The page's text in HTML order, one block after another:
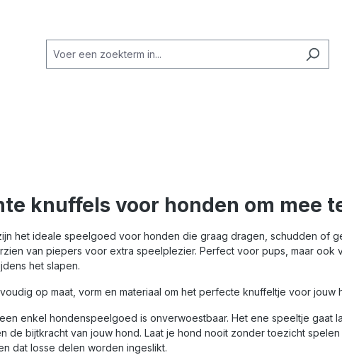
knuffels voor honden om mee
het ideale speelgoed voor honden die graag dragen, schudden of
van piepers voor extra speelplezier. Perfect voor pups, maar ook
het slapen.
op maat, vorm en materiaal om het perfecte knuffeltje voor jouw
enkel hondenspeelgoed is onverwoestbaar. Het ene speeltje gaat
de bijtkracht van jouw hond. Laat je hond nooit zonder toezicht
dat losse delen worden ingeslikt.